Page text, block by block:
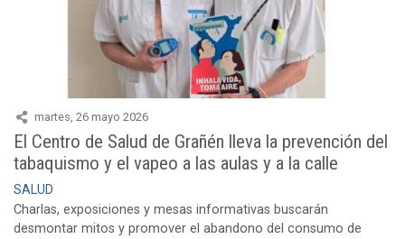
martes, 26 mayo 2026
El Centro de Salud de Grañén lleva la prevención del
tabaquismo y el vapeo a las aulas y a la calle
SALUD
Charlas, exposiciones y mesas informativas buscarán
desmontar mitos y promover el abandono del consumo de